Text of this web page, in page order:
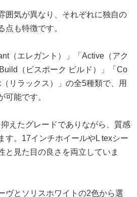
囲気が異なり、それぞれに独自の
点も特徴です。
（エレガント）」「Active（アク
（ビスポーク ビルド）」「Co
リラックス）」の全5種類で、用
可能です。
えたグレードでありながら、質感
す。17インチホイールやL texシー
と見た目の良さを両立していま
ヴとソリスホワイトの2色から選